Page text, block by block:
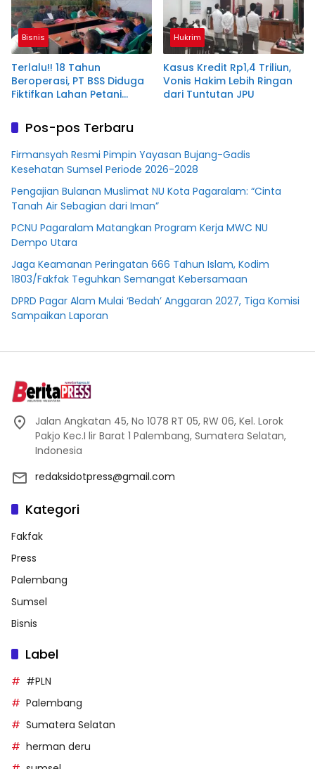
Bisnis
Terlalu!! 18 Tahun
Beroperasi, PT BSS Diduga
Fiktifkan Lahan Petani
Hukrim
Kasus Kredit Rp1,4 Triliun,
Vonis Hakim Lebih Ringan
dari Tuntutan JPU
Pos-pos Terbaru
Firmansyah Resmi Pimpin Yayasan Bujang-Gadis
Kesehatan Sumsel Periode 2026-2028
Pengajian Bulanan Muslimat NU Kota Pagaralam: “Cinta
Tanah Air Sebagian dari Iman”
PCNU Pagaralam Matangkan Program Kerja MWC NU
Dempo Utara
Jaga Keamanan Peringatan 666 Tahun Islam, Kodim
1803/Fakfak Teguhkan Semangat Kebersamaan
DPRD Pagar Alam Mulai ‘Bedah’ Anggaran 2027, Tiga Komisi
Sampaikan Laporan
Jalan Angkatan 45, No 1078 RT 05, RW 06, Kel. Lorok
Pakjo Kec.I lir Barat 1 Palembang, Sumatera Selatan,
Indonesia
redaksidotpress@gmail.com
Kategori
Fakfak
Press
Palembang
Sumsel
Bisnis
Label
#PLN
Palembang
Sumatera Selatan
herman deru